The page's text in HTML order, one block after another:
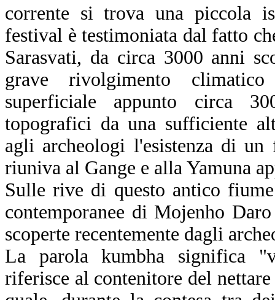
corrente si trova una piccola
festival è testimoniata dal fatto
Sarasvati, da circa 3000 anni
grave rivolgimento
superficiale appunto circa
topografici da una sufficiente
agli archeologi l'esistenza di
riuniva al Gange e alla Yamuna
Sulle rive di questo antico
contemporanee di Mojenho
scoperte recentemente dagli
La parola kumbha significa
riferisce al contenitore del